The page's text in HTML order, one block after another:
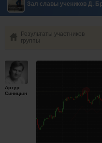
Зал славы учеников Д.
Результаты участников
группы
Артур
Синицын